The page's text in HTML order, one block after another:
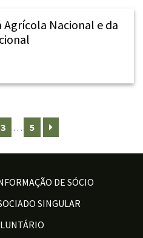
Agrícola Nacional e da
3 … 5
DE SÓCIO
SINGULAR